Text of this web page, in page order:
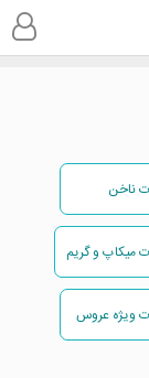
ناخن
میکاپ و گریم
ویژه عروس